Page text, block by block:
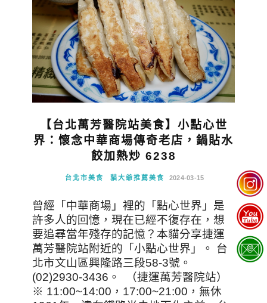
【台北萬芳醫院站美食】小點心世
界：懷念中華商場傳奇老店，鍋貼水
餃加熱炒 6238
台北市美食 貓大爺推薦美食 2024-03-15
曾經「中華商場」裡的「點心世界」是
許多人的回憶，現在已經不復存在，想
要追尋當年殘存的記憶？本貓分享捷運
萬芳醫院站附近的「小點心世界」。 台
北市文山區興隆路三段58-3號。
(02)2930-3436。 （捷運萬芳醫院站）
※ 11:00~14:00，17:00~21:00，無休